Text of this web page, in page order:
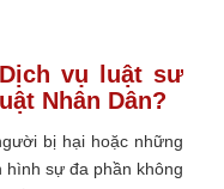
vụ luật sư
Nhân Dân?
bị hại hoặc những
hình sự đa phần không